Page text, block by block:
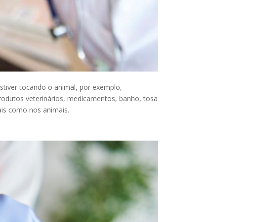
tocando o animal, por exemplo,
veterinários, medicamentos, banho, tosa
como nos animais.